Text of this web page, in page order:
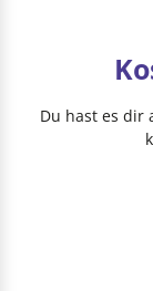
Du hast es dir